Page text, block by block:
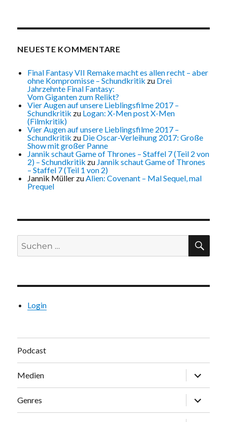
NEUESTE KOMMENTARE
Final Fantasy VII Remake macht es allen recht – aber
ohne Kompromisse – Schundkritik zu Drei
Jahrzehnte Final Fantasy:
Vom Giganten zum Relikt?
Vier Augen auf unsere Lieblingsfilme 2017 –
Schundkritik zu Logan: X-Men post X-Men
(Filmkritik)
Vier Augen auf unsere Lieblingsfilme 2017 –
Schundkritik zu Die Oscar-Verleihung 2017: Große
Show mit großer Panne
Jannik schaut Game of Thrones – Staffel 7 (Teil 2 von
2) – Schundkritik zu Jannik schaut Game of Thrones
– Staffel 7 (Teil 1 von 2)
Jannik Müller zu Alien: Covenant – Mal Sequel, mal
Prequel
Suchen
nach:
Login
Podcast
Medien
öffnen
Genres
öffnen